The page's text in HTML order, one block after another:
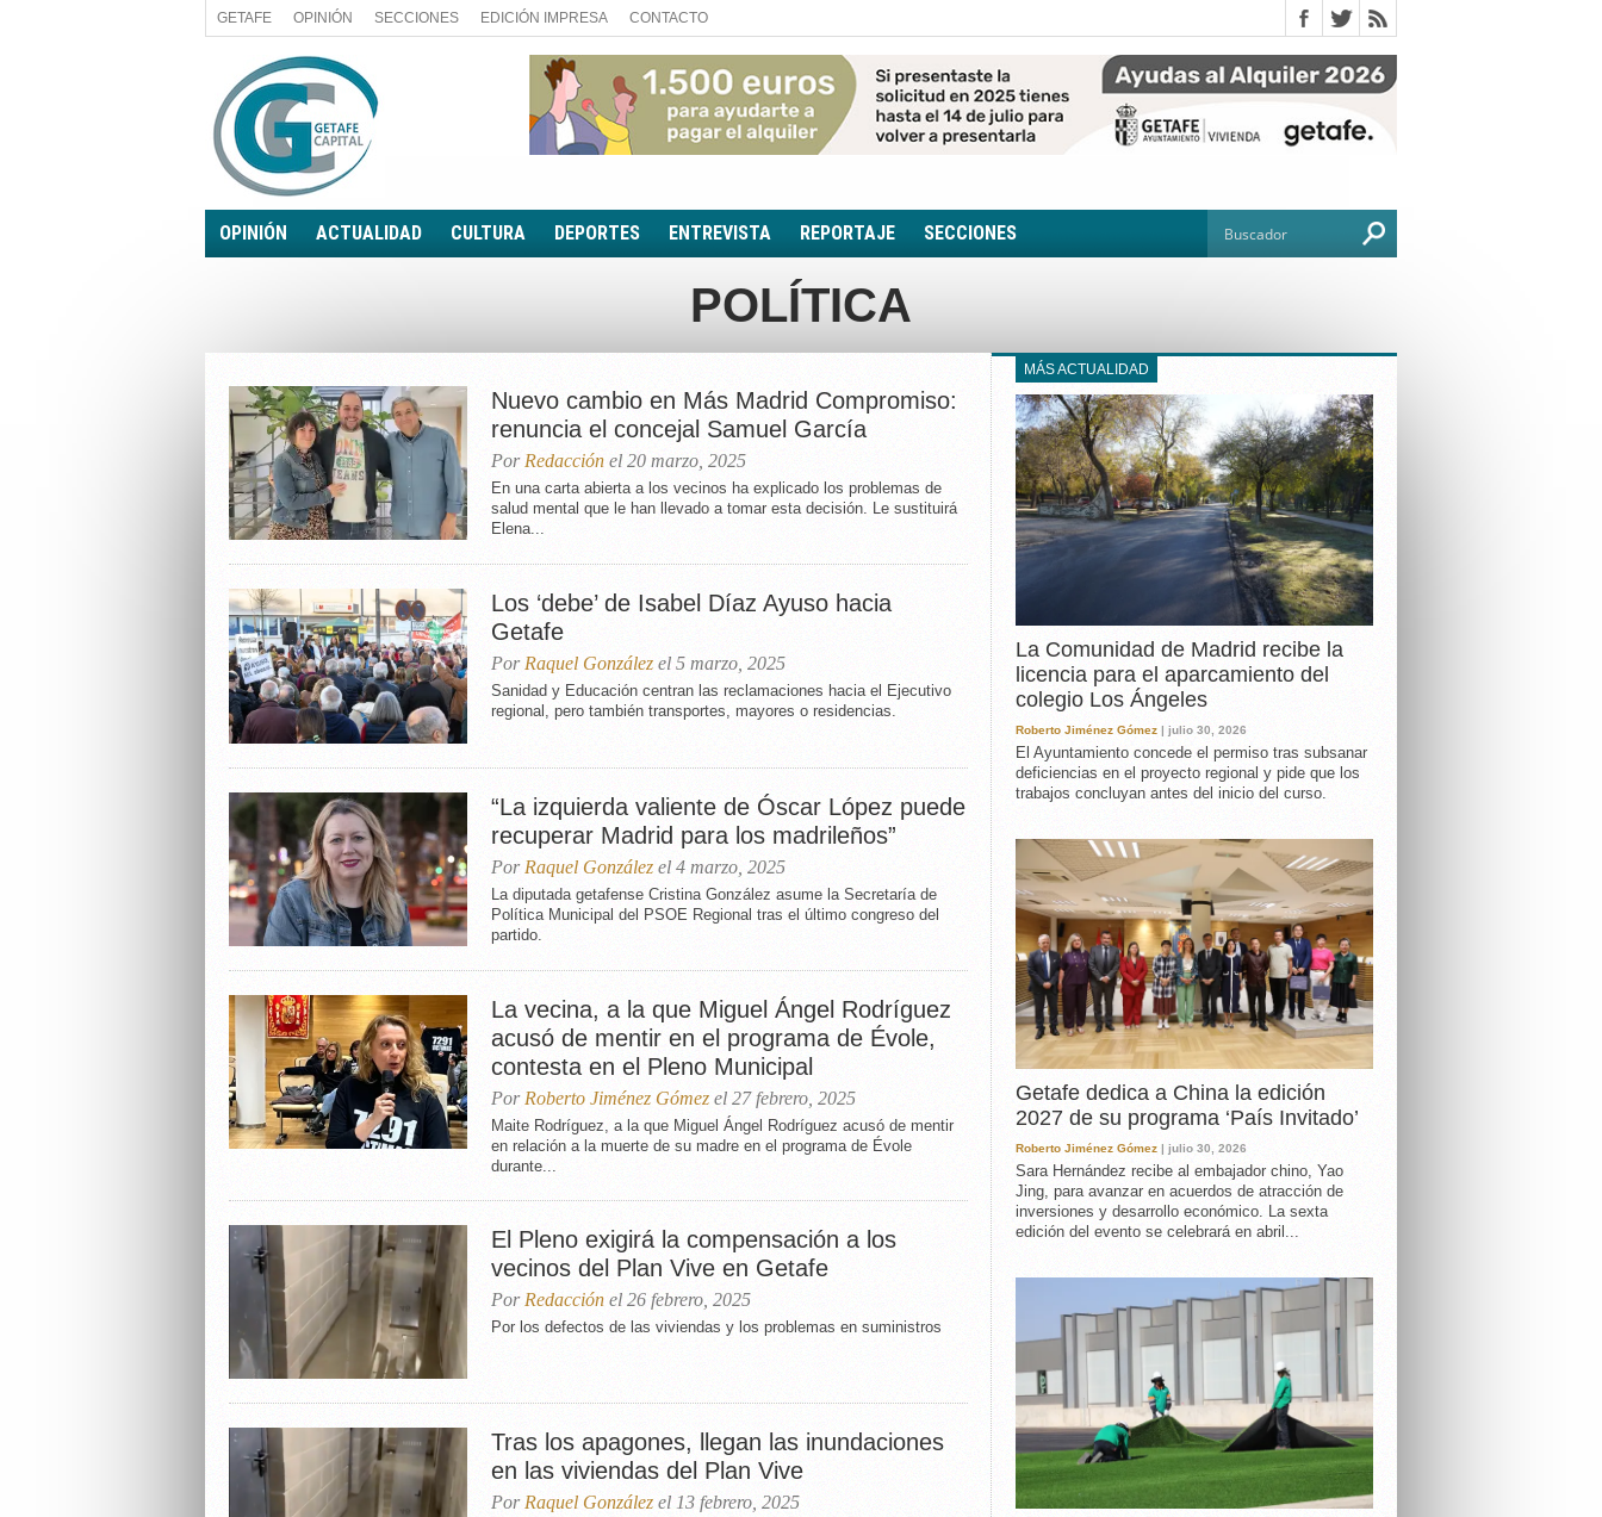
GETAFE OPINIÓN SECCIONES EDICIÓN IMPRESA CONTACTO
OPINIÓN
LA PIEDRA DE SÍSIFO
EL SACAPUNTAS
TODAS LAS BANDERAS
ROTAS
EL RINCÓN DEL LECTOR
ACTUALIDAD
SOCIEDAD
BREVES
CULTURA DEPORTES ENTREVISTA REPORTAJE SECCIONES
LOOK TOTAL
RINCÓN PSICOLÓGICO
TRIBUNA CON ACENTO
EL RINCÓN DE ACOEG
RUTA DE LA MEMORIA
LA VOZ DE LA
EXPERIENCIA
IN MEMORIAM
MEMORIA RECUPERADA
UN MINUTO EN EL
VARIOS
POLÍTICA
Nuevo cambio en Más Madrid Compromiso:
renuncia el concejal Samuel García
Por Redacción el 20 marzo, 2025
En una carta abierta a los vecinos ha explicado los problemas de
salud mental que le han llevado a tomar esta decisión. Le sustituirá
Elena...
Los ‘debe’ de Isabel Díaz Ayuso hacia
Getafe
Por Raquel González el 5 marzo, 2025
Sanidad y Educación centran las reclamaciones hacia el Ejecutivo
regional, pero también transportes, mayores o residencias.
“La izquierda valiente de Óscar López puede
recuperar Madrid para los madrileños”
Por Raquel González el 4 marzo, 2025
La diputada getafense Cristina González asume la Secretaría de
Política Municipal del PSOE Regional tras el último congreso del
partido.
La vecina, a la que Miguel Ángel Rodríguez
acusó de mentir en el programa de Évole,
contesta en el Pleno Municipal
Por Roberto Jiménez Gómez el 27 febrero, 2025
Maite Rodríguez, a la que Miguel Ángel Rodríguez acusó de mentir
en relación a la muerte de su madre en el programa de Évole
durante...
El Pleno exigirá la compensación a los
vecinos del Plan Vive en Getafe
Por Redacción el 26 febrero, 2025
Por los defectos de las viviendas y los problemas en suministros
Tras los apagones, llegan las inundaciones
en las viviendas del Plan Vive
Por Raquel González el 13 febrero, 2025
MÁS ACTUALIDAD
La Comunidad de Madrid recibe la
licencia para el aparcamiento del
colegio Los Ángeles
Roberto Jiménez Gómez | julio 30, 2026
El Ayuntamiento concede el permiso tras subsanar
deficiencias en el proyecto regional y pide que los
trabajos concluyan antes del inicio del curso.
Getafe dedica a China la edición
2027 de su programa ‘País Invitado’
Roberto Jiménez Gómez | julio 30, 2026
Sara Hernández recibe al embajador chino, Yao
Jing, para avanzar en acuerdos de atracción de
inversiones y desarrollo económico. La sexta
edición del evento se celebrará en abril...